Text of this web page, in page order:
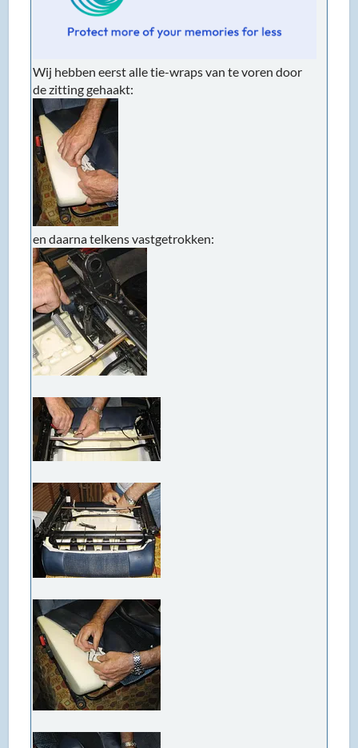
Wij hebben eerst alle tie-wraps van te voren door
de zitting gehaakt:
en daarna telkens vastgetrokken: